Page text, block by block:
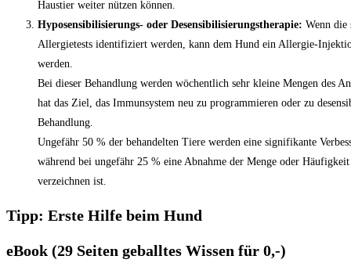
Haustier weiter nützen können.
Hyposensibilisierungs- oder Desensibilisierungstherapie: Wenn die
Allergietests identifiziert werden, kann dem Hund ein Allergie-
werden.
Bei dieser Behandlung werden wöchentlich sehr kleine Mengen des
hat das Ziel, das Immunsystem neu zu programmieren oder zu
Behandlung.
Ungefähr 50 % der behandelten Tiere werden eine signifikante
während bei ungefähr 25 % eine Abnahme der Menge oder
verzeichnen ist.
Tipp: Erste Hilfe beim Hund
eBook (29 Seiten geballtes Wissen für 0,-)​